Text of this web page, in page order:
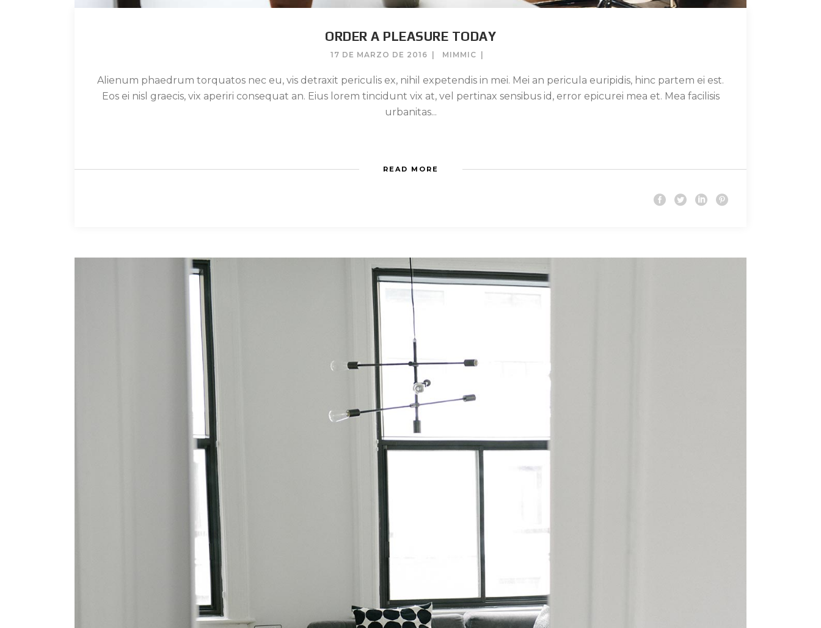
ORDER A PLEASURE TODAY
17 DE MARZO DE 2016 MIMMIC
Alienum phaedrum torquatos nec eu, vis detraxit periculis ex, nihil expetendis in mei. Mei an pericula euripidis, hinc partem ei est.
Eos ei nisl graecis, vix aperiri consequat an. Eius lorem tincidunt vix at, vel pertinax sensibus id, error epicurei mea et. Mea facilisis
urbanitas...
READ MORE